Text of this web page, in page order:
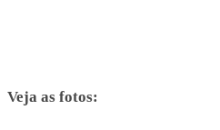
Veja as fotos: